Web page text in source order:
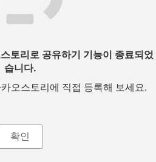
토리로 공유하기 기능이 종료되었
습니다.
오스토리에 직접 등록해 보세요.
확인